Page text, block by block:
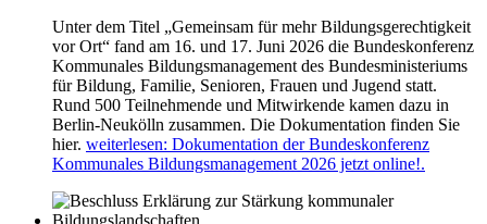
Unter dem Titel „Gemeinsam für mehr Bildungsgerechtigkeit
vor Ort“ fand am 16. und 17. Juni 2026 die Bundeskonferenz
Kommunales Bildungsmanagement des Bundesministeriums
für Bildung, Familie, Senioren, Frauen und Jugend statt.
Rund 500 Teilnehmende und Mitwirkende kamen dazu in
Berlin-Neukölln zusammen. Die Dokumentation finden Sie
hier. weiterlesen: Dokumentation der Bundeskonferenz
Kommunales Bildungsmanagement 2026 jetzt online!.